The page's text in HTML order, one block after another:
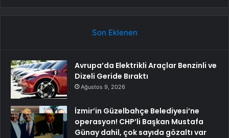
Son Eklenen
Avrupa’da Elektrikli Araçlar Benzinli ve
Dizeli Geride Bıraktı
Ağustos 9, 2026
İzmir’in Güzelbahçe Belediyesi’ne
operasyon! CHP’li Başkan Mustafa
Günay dahil, çok sayıda gözaltı var